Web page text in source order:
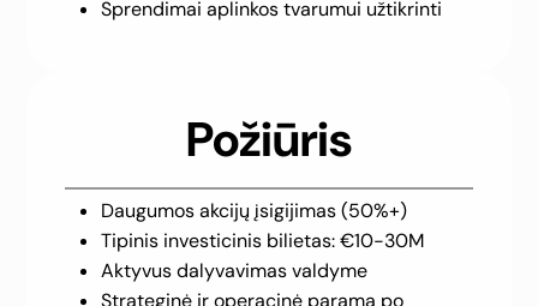
Sprendimai aplinkos tvarumui užtikrinti
Požiūris
Daugumos akcijų įsigijimas (50%+)
Tipinis investicinis bilietas: €10-30M
Aktyvus dalyvavimas valdyme
Strateginė ir operacinė parama po